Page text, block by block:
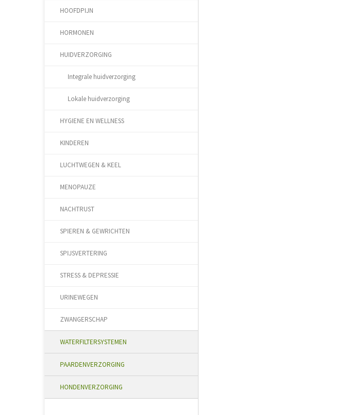
HOOFDPIJN
HORMONEN
HUIDVERZORGING
Integrale huidverzorging
Lokale huidverzorging
HYGIENE EN WELLNESS
KINDEREN
LUCHTWEGEN & KEEL
MENOPAUZE
NACHTRUST
SPIEREN & GEWRICHTEN
SPIJSVERTERING
STRESS & DEPRESSIE
URINEWEGEN
ZWANGERSCHAP
WATERFILTERSYSTEMEN
PAARDENVERZORGING
HONDENVERZORGING